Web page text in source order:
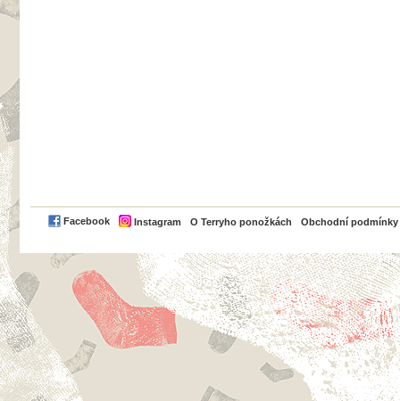
Facebook Instagram O Terryho ponožkách Obchodní podmínky
PayPal